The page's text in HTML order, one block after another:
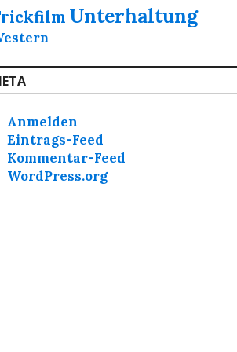
Unterhaltung
Anmelden
Eintrags-Feed
Kommentar-Feed
WordPress.org